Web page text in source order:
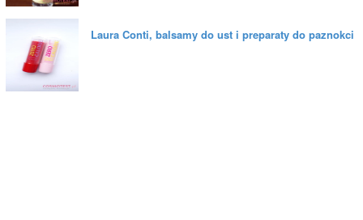
Laura Conti, balsamy do ust i preparaty do paznokci